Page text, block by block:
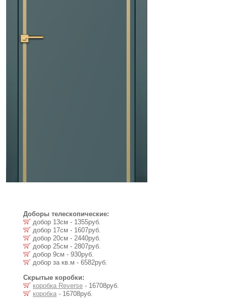
Доборы телескопические:
добор 13см - 1355руб.
добор 17см - 1607руб.
добор 20см - 2440руб.
добор 25см - 2807руб.
добор 9см - 930руб.
добор за кв.м - 6582руб.
Скрытые коробки:
коробка Reverse - 16708руб.
коробка - 16708руб.